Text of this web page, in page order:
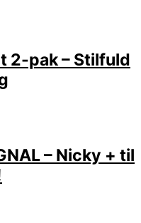
2-pak – Stilfuld
– Nicky + til